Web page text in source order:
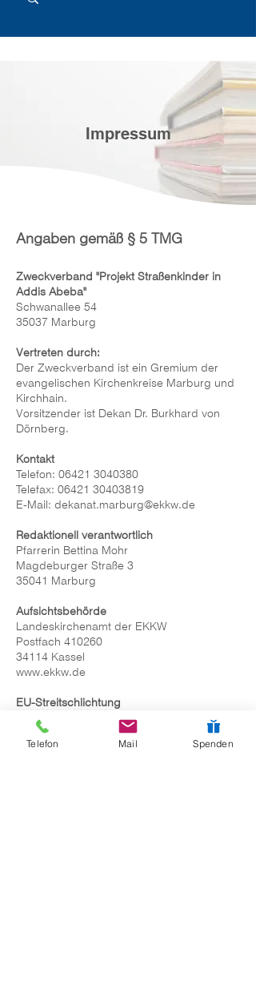
Impressum
Angaben gemäß § 5 TMG
Zweckverband "Projekt Straßenkinder in
Addis Abeba"
Schwanallee 54
35037 Marburg
Vertreten durch:
Der Zweckverband ist ein Gremium der
evangelischen Kirchenkreise Marburg und
Kirchhain.
Vorsitzender ist Dekan Dr. Burkhard von
Dörnberg.
Kontakt
Telefon: 06421 3040380
Telefax: 06421 30403819
E-Mail: dekanat.marburg@ekkw.de
Redaktionell verantwortlich
Pfarrerin Bettina Mohr
Magdeburger Straße 3
35041 Marburg
Aufsichtsbehörde
Landeskirchenamt der EKKW
Postfach 410260
34114 Kassel
www.ekkw.de
EU-Streitschlichtung
Die Europäische Kommission stellt eine
Plattform zur Online-Streitbeilegung (OS)
bereit:
Telefon Mail Spenden